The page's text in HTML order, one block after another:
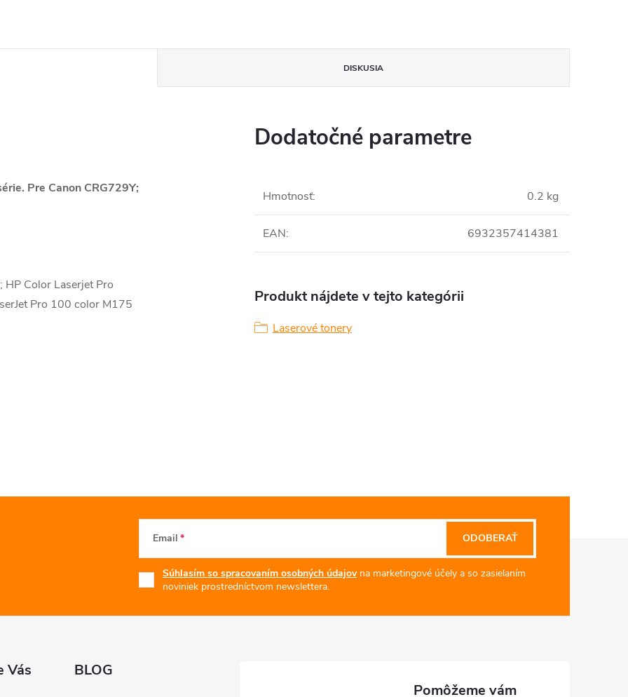
DISKUSIA
Pre Canon CRG729Y;
Color Laserjet Pro
Pro 100 color M175
Dodatočné parametre
Hmotnosť: 0.2 kg
EAN: 6932357414381
Produkt nájdete v tejto kategórii
Laserové tonery
Email
Súhlasím so spracovaním osobných údajovna marketingové účely a so zasielaním
noviniek prostredníctvom newslettera.
ODOBERAŤ
Vás BLOG